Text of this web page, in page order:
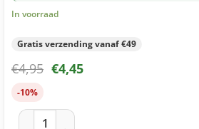
In voorraad
Gratis verzending vanaf €49
€4,95 €4,45
-10%
Epson 18 (T1804) inktcartridge geel